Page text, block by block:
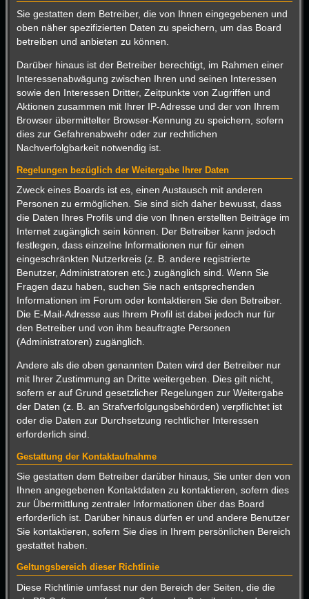
Sie gestatten dem Betreiber, die von Ihnen eingegebenen und
oben näher spezifizierten Daten zu speichern, um das Board
betreiben und anbieten zu können.
Darüber hinaus ist der Betreiber berechtigt, im Rahmen einer
Interessenabwägung zwischen Ihren und seinen Interessen
sowie den Interessen Dritter, Zeitpunkte von Zugriffen und
Aktionen zusammen mit Ihrer IP-Adresse und der von Ihrem
Browser übermittelter Browser-Kennung zu speichern, sofern
dies zur Gefahrenabwehr oder zur rechtlichen
Nachverfolgbarkeit notwendig ist.
Regelungen bezüglich der Weitergabe Ihrer Daten
Zweck eines Boards ist es, einen Austausch mit anderen
Personen zu ermöglichen. Sie sind sich daher bewusst, dass
die Daten Ihres Profils und die von Ihnen erstellten Beiträge im
Internet zugänglich sein können. Der Betreiber kann jedoch
festlegen, dass einzelne Informationen nur für einen
eingeschränkten Nutzerkreis (z. B. andere registrierte
Benutzer, Administratoren etc.) zugänglich sind. Wenn Sie
Fragen dazu haben, suchen Sie nach entsprechenden
Informationen im Forum oder kontaktieren Sie den Betreiber.
Die E-Mail-Adresse aus Ihrem Profil ist dabei jedoch nur für
den Betreiber und von ihm beauftragte Personen
(Administratoren) zugänglich.
Andere als die oben genannten Daten wird der Betreiber nur
mit Ihrer Zustimmung an Dritte weitergeben. Dies gilt nicht,
sofern er auf Grund gesetzlicher Regelungen zur Weitergabe
der Daten (z. B. an Strafverfolgungsbehörden) verpflichtet ist
oder die Daten zur Durchsetzung rechtlicher Interessen
erforderlich sind.
Gestattung der Kontaktaufnahme
Sie gestatten dem Betreiber darüber hinaus, Sie unter den von
Ihnen angegebenen Kontaktdaten zu kontaktieren, sofern dies
zur Übermittlung zentraler Informationen über das Board
erforderlich ist. Darüber hinaus dürfen er und andere Benutzer
Sie kontaktieren, sofern Sie dies in Ihrem persönlichen Bereich
gestattet haben.
Geltungsbereich dieser Richtlinie
Diese Richtlinie umfasst nur den Bereich der Seiten, die die